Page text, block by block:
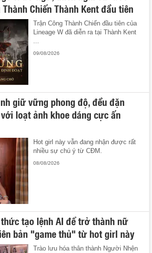
Chiến Thành Kent đầu tiên
Trận Công Thành Chiến đầu tiên của
Lineage W đã diễn ra tại Thành Kent
09/08/2026
giữ vững phong độ, đều đặn
loạt ảnh khoe dáng cực ấn
Hot girl này vẫn đang nhận được rất
nhiều sự chú ý từ CĐM.
08/08/2026
tạo lệnh AI để trở thành nữ
bản "game thủ" từ hot girl này
Trào lưu hóa thân thành Người Nhện